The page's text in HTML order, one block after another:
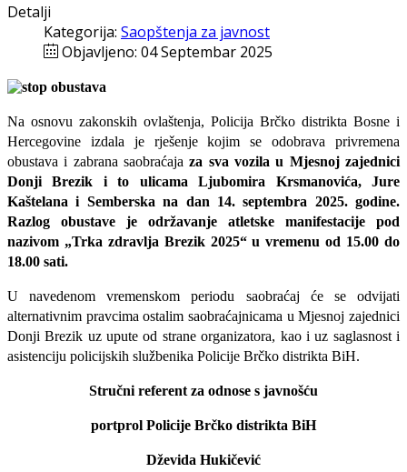
Detalji
Kategorija: Saopštenja za javnost
Objavljeno: 04 Septembar 2025
Na osnovu zakonskih ovlaštenja, Policija Brčko distrikta Bosne i
Hercegovine izdala je rješenje kojim se odobrava privremena
obustava i zabrana saobraćajaza sva vozila u Mjesnoj zajednici
Donji Brezik i to ulicama Ljubomira Krsmanovića, Jure
Kaštelana i Semberska na dan 14. septembra 2025. godine.
Razlog obustave je
održavanje atletske manifestacije pod
nazivom „Trka zdravlja Brezik 2025“ u vremenu od 15.00 do
18.00 sati.
U navedenom vremenskom periodu saobraćaj će se odvijati
alternativnim pravcima ostalim saobraćajnicama u Mjesnoj zajednici
Donji Brezik uz upute od strane organizatora, kao i uz saglasnost i
asistenciju policijskih službenika Policije Brčko distrikta BiH.
Stručni referent za odnose s javnošću
portprol Policije Brčko distrikta BiH
Dževida Hukičević